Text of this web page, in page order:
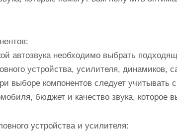
автозвука необходимо выбрать
устройства, усилителя, динамиков,
выборе компонентов следует учитывать
бюджет и качество звука, которое
устройства и усилителя: